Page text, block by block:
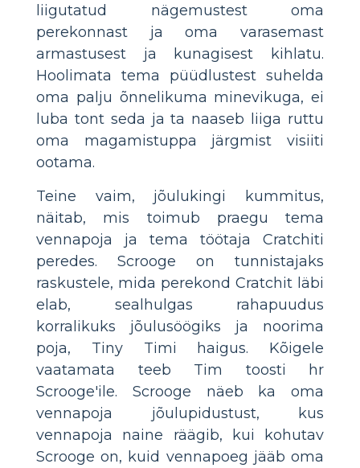
liigutatud nägemustest oma
perekonnast ja oma varasemast
armastusest ja kunagisest kihlatu.
Hoolimata tema püüdlustest suhelda
oma palju õnnelikuma minevikuga, ei
luba tont seda ja ta naaseb liiga ruttu
oma magamistuppa järgmist visiiti
ootama.
Teine vaim, jõulukingi kummitus,
näitab, mis toimub praegu tema
vennapoja ja tema töötaja Cratchiti
peredes. Scrooge on tunnistajaks
raskustele, mida perekond Cratchit läbi
elab, sealhulgas rahapuudus
korralikuks jõulusöögiks ja noorima
poja, Tiny Timi haigus. Kõigele
vaatamata teeb Tim toosti hr
Scrooge'ile. Scrooge näeb ka oma
vennapoja jõulupidustust, kus
vennapoja naine räägib, kui kohutav
Scrooge on, kuid vennapoeg jääb oma